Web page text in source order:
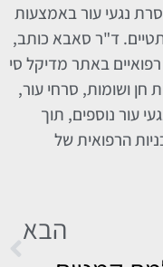
בהסרת נגעי עור באמצעות
ד"ר סאבא כותב,
באתר מדיקל סי
חן ושומות, סרחי עור,
עור נוספים, תוך
הרפואית של
הבא